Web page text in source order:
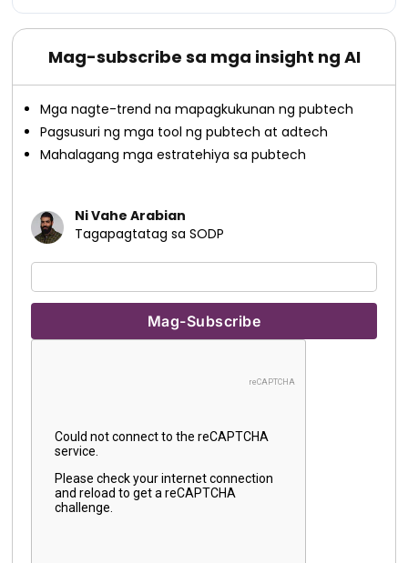
Mag-subscribe sa mga insight ng AI
Mga nagte-trend na mapagkukunan ng pubtech
Pagsusuri ng mga tool ng pubtech at adtech
Mahalagang mga estratehiya sa pubtech
Ni Vahe Arabian
Tagapagtatag sa SODP